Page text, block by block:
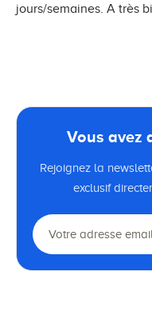
jours/semaines. A très
Vous avez
Rejoignez la
exclusif